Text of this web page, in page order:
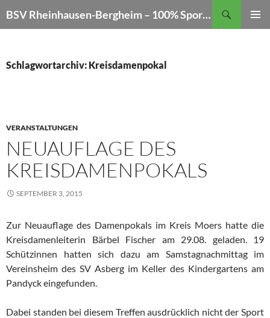
Inhalt
BSV Rheinhausen-Bergheim – 100% Sportschießen
Schlagwortarchiv: Kreisdamenpokal
VERANSTALTUNGEN
NEUAUFLAGE DES
KREISDAMENPOKALS
SEPTEMBER 3, 2015
Zur Neuauflage des Damenpokals im Kreis Moers hatte die
Kreisdamenleiterin Bärbel Fischer am 29.08. geladen. 19
Schützinnen hatten sich dazu am Samstagnachmittag im
Vereinsheim des SV Asberg im Keller des Kindergartens am
Pandyck eingefunden.
Dabei standen bei diesem Treffen ausdrücklich nicht der Sport